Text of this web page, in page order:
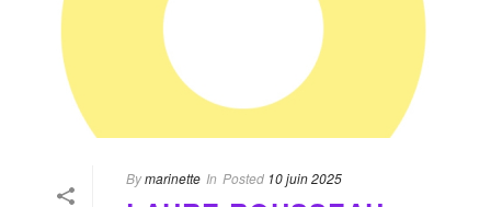
Bymarinette In Posted 10 juin 2025